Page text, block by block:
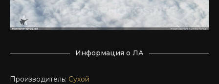
Информация о ЛА
Производитель: Сухой